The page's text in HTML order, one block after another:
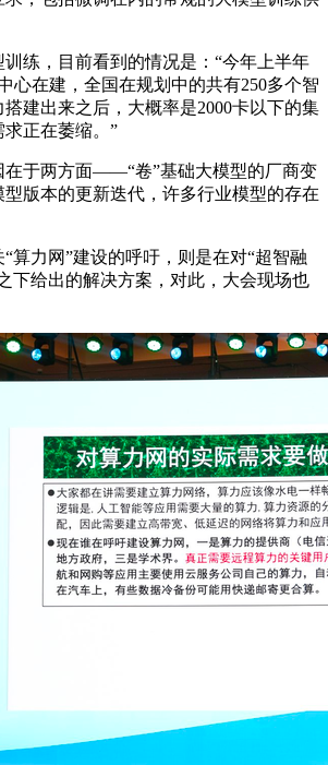
，目前看到的情况是：“今年上半年
心在建，全国在规划中的共有250多个智
建出来之后，大概率是2000卡以下的集
正在萎缩。”
于两方面——“卷”基础大模型的厂商变
版本的更新迭代，许多行业模型的存在
力网”建设的呼吁，则是在对“超智融
下给出的解决方案，对此，大会现场也